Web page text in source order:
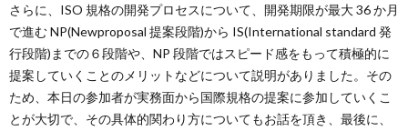
さらに、ISO 規格の開発プロセスについて、開発期限が最大 36 か月
で進む NP(Newproposal 提案段階)から IS(International standard 発
行段階)までの６段階や、NP 段階ではスピード感をもって積極的に
提案していくことのメリットなどについて説明がありました。その
ため、本日の参加者が実務面から国際規格の提案に参加していくこ
とが大切で、その具体的関わり方についてもお話を頂き、最後に、